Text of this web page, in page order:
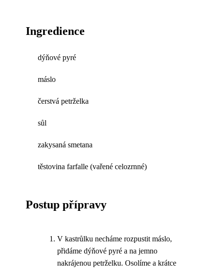
Ingredience
dýňové pyré
máslo
čerstvá petrželka
sůl
zakysaná smetana
těstovina farfalle (vařené celozrnné)
Postup přípravy
V kastrůlku necháme rozpustit máslo,
přidáme dýňové pyré a na jemno
nakrájenou petrželku. Osolíme a krátce